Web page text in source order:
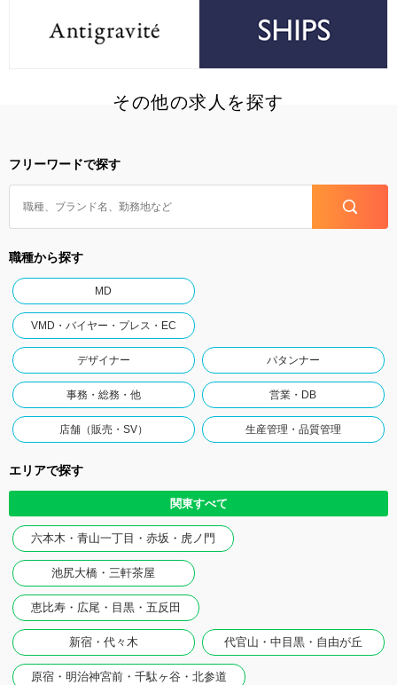
その他の求人を探す
フリーワードで探す
職種から探す
MD
VMD・バイヤー・プレス・EC
デザイナー パタンナー
事務・総務・他 営業・DB
店舗（販売・SV） 生産管理・品質管理
エリアで探す
関東すべて
六本木・青山一丁目・赤坂・虎ノ門
池尻大橋・三軒茶屋
恵比寿・広尾・目黒・五反田
新宿・代々木 代官山・中目黒・自由が丘
原宿・明治神宮前・千駄ヶ谷・北参道